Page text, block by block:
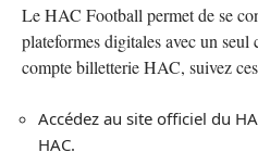
Le HAC Football permet de se
plateformes digitales avec un seul
compte billetterie HAC, suivez
Accédez au site officiel du
HAC.